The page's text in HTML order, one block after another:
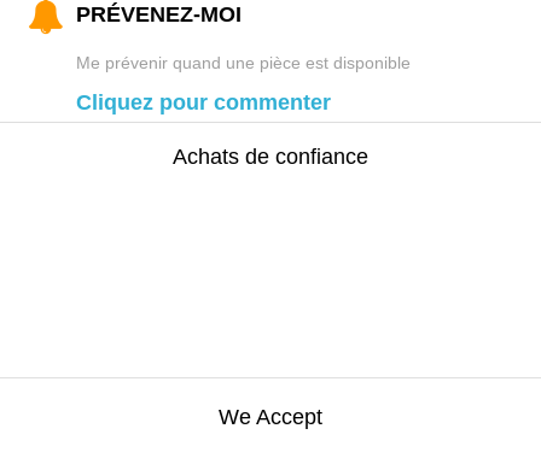
PRÉVENEZ-MOI
Me prévenir quand une pièce est disponible
Cliquez pour commenter
Achats de confiance
We Accept